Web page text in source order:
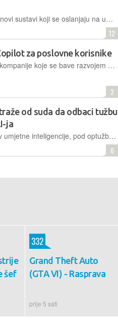
Proteklih dana lansirani su mnogi novi sustavi koji se oslanjaju na umjetnu inteligenciju, neki vezani za OpenAI, neki ne. Primjene su im sve šire, mogućnosti sve naprednije, a korisnička baza sve veća
12
za poslovne korisnike
Developerske agencije i druge IT kompanije koje se bave razvojem softvera sada mogu i službeno kupiti pretplatu te tako svojim developerima omogućiti "AI pomoćnika" u programiranju
2
od suda da odbaci tužbu
ja
GitHub Copilot, Microsoftov sustav umjetne inteligencije, pod optužbom je da za treniranje koristi kôd autora koje ne navodi kako bi trebao zbog čega dovodi u pitanje poštivanje autorskih prava
6
šef
Grand Theft Auto
(GTA VI) - Rasprava
prije 5 sati
332